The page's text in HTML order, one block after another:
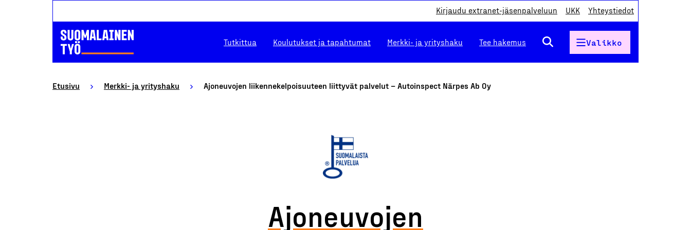
Kirjaudu extranet-jäsenpalveluun UKK Yhteystiedot
Tutkittua Koulutukset ja tapahtumat Merkki- ja yrityshaku Tee hakemus Valikko
Etusivu Merkki- ja yrityshaku Ajoneuvojen liikennekelpoisuuteen liittyvät palvelut – Autoinspect Närpes Ab Oy
Ajoneuvojen